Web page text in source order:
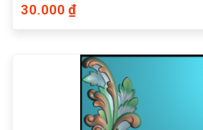
30.000 ₫